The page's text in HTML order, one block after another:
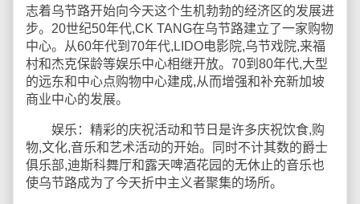
志着乌节路开始向今天这个生机勃勃的经济区的发展进
步。20世纪50年代,CK TANG在乌节路建立了一家购物
中心。从60年代到70年代,LIDO电影院,乌节戏院,来福
村和杰克保龄等娱乐中心相继开放。70到80年代,大型
的远东和中心点购物中心建成,从而增强和补充新加坡
商业中心的发展。
娱乐：精彩的庆祝活动和节日是许多庆祝饮食,购
物,文化,音乐和艺术活动的开始。同时不计其数的爵士
俱乐部,迪斯科舞厅和露天啤酒花园的无休止的音乐也
使乌节路成为了今天折中主义者聚集的场所。